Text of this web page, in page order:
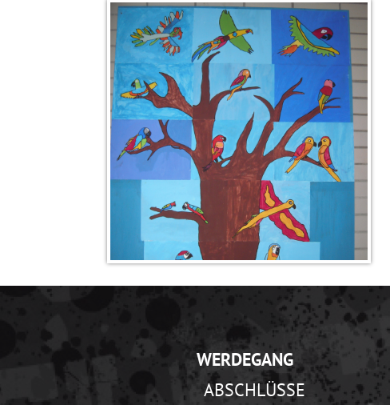
WERDEGANG
ABSCHLÜSSE